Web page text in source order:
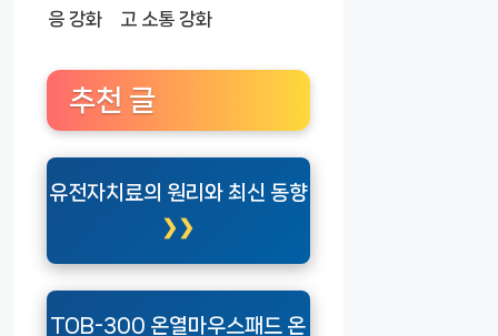
응 강화
고 소통 강화
추천 글
유전자치료의 원리와 최신 동향
TOB-300 온열마우스패드 온